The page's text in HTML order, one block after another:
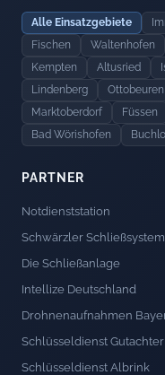
Alle Einsatzgebiete
Fischen
Waltenhofen
Kempten
Altusried
Lindenberg
Ottobeuren
Marktoberdorf
Füssen
Bad Wörishofen
PARTNER
Notdienststation
Schwärzler
Die Schließanlage
Intellize Deutschland
Drohnenaufnahmen
Schlüsseldienst Gutachter
Schlüsseldienst Albrink